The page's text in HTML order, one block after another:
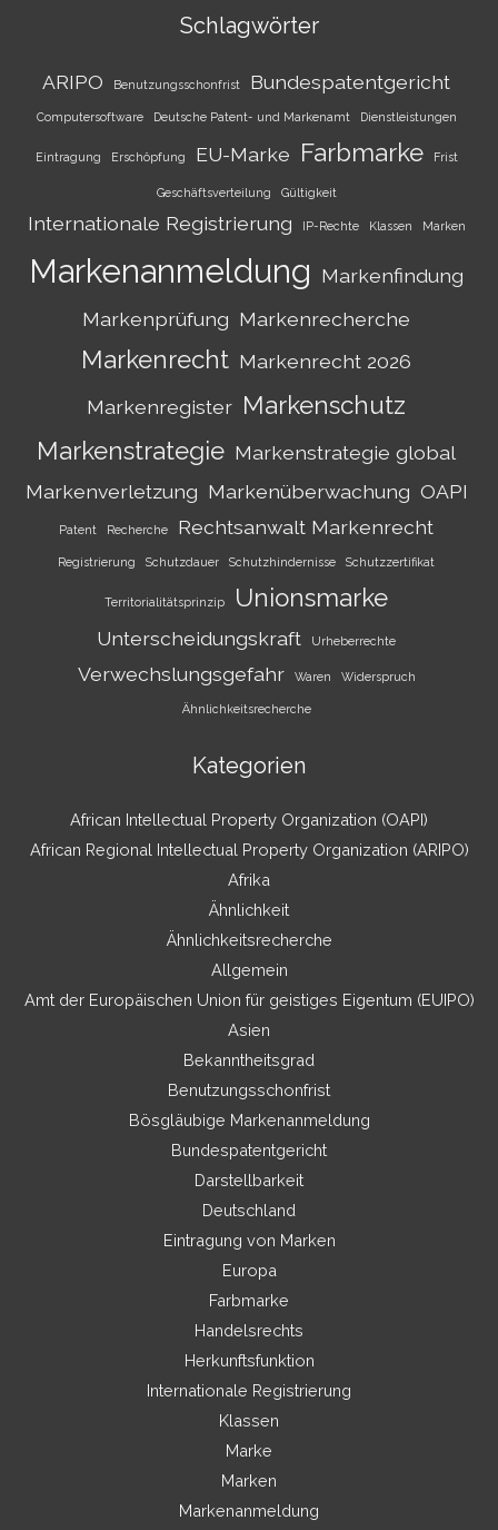
Schlagwörter
ARIPO Benutzungsschonfrist Bundespatentgericht
Computersoftware Deutsche Patent- und Markenamt Dienstleistungen
Eintragung Erschöpfung EU-Marke Farbmarke Frist
Geschäftsverteilung Gültigkeit
Internationale Registrierung IP-Rechte Klassen Marken
Markenanmeldung Markenfindung
Markenprüfung Markenrecherche
Markenrecht Markenrecht 2026
Markenregister Markenschutz
Markenstrategie Markenstrategie global
Markenverletzung Markenüberwachung OAPI
Patent Recherche Rechtsanwalt Markenrecht
Registrierung Schutzdauer Schutzhindernisse Schutzzertifikat
Territorialitätsprinzip Unionsmarke
Unterscheidungskraft Urheberrechte
Verwechslungsgefahr Waren Widerspruch
Ähnlichkeitsrecherche
Kategorien
African Intellectual Property Organization (OAPI)
African Regional Intellectual Property Organization (ARIPO)
Afrika
Ähnlichkeit
Ähnlichkeitsrecherche
Allgemein
Amt der Europäischen Union für geistiges Eigentum (EUIPO)
Asien
Bekanntheitsgrad
Benutzungsschonfrist
Bösgläubige Markenanmeldung
Bundespatentgericht
Darstellbarkeit
Deutschland
Eintragung von Marken
Europa
Farbmarke
Handelsrechts
Herkunftsfunktion
Internationale Registrierung
Klassen
Marke
Marken
Markenanmeldung